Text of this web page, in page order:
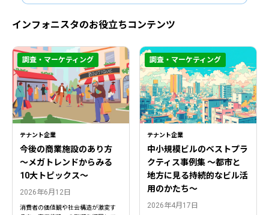
インフォニスタのお役立ちコンテンツ
テナント企業
今後の商業施設のあり方
〜メガトレンドからみる
10大トピックス〜
2026年6月12日
消費者の価値観や社会構造が激変す
調査・マーケティング
テナント企業
中小規模ビルのベストプラ
クティス事例集 ～都市と
地方に見る持続的なビル活
用のかたち～
2026年4月17日
調査・マーケティング